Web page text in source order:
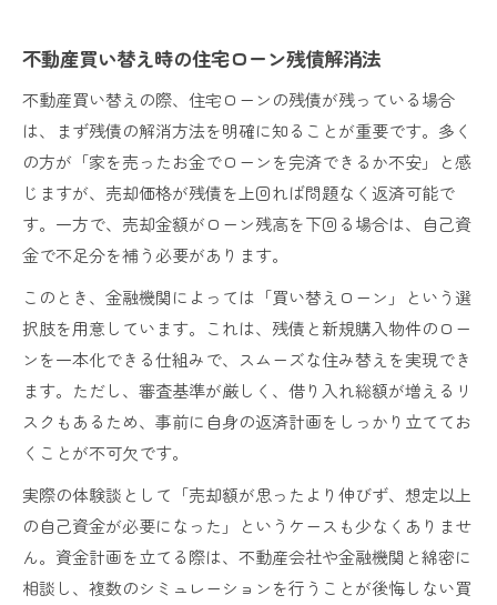
不動産買い替え時の住宅ローン残債解消法
不動産買い替えの際、住宅ローンの残債が残っている場合
は、まず残債の解消方法を明確に知ることが重要です。多く
の方が「家を売ったお金でローンを完済できるか不安」と感
じますが、売却価格が残債を上回れば問題なく返済可能で
す。一方で、売却金額がローン残高を下回る場合は、自己資
金で不足分を補う必要があります。
このとき、金融機関によっては「買い替えローン」という選
択肢を用意しています。これは、残債と新規購入物件のロー
ンを一本化できる仕組みで、スムーズな住み替えを実現でき
ます。ただし、審査基準が厳しく、借り入れ総額が増えるリ
スクもあるため、事前に自身の返済計画をしっかり立ててお
くことが不可欠です。
実際の体験談として「売却額が思ったより伸びず、想定以上
の自己資金が必要になった」というケースも少なくありませ
ん。資金計画を立てる際は、不動産会社や金融機関と綿密に
相談し、複数のシミュレーションを行うことが後悔しない買